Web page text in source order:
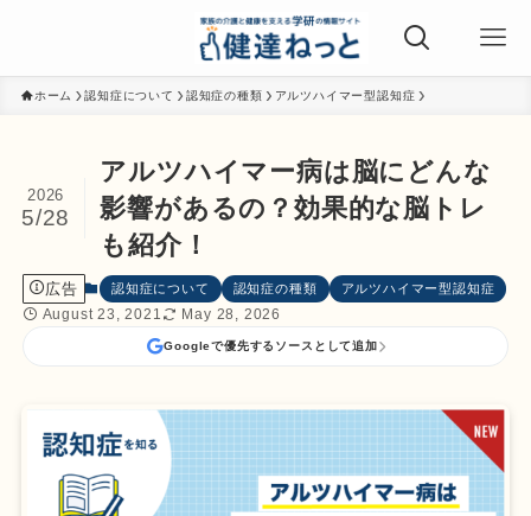
ホーム 認知症について 認知症の種類 アルツハイマー型認知症
アルツハイマー病は脳にどんな
影響があるの？効果的な脳トレ
も紹介！
2026
5/28
広告 認知症について 認知症の種類 アルツハイマー型認知症
August 23, 2021 May 28, 2026
Googleで優先するソースとして追加